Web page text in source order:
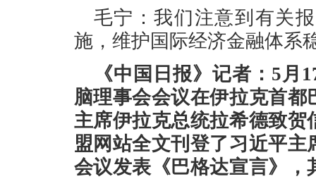
毛宁：我们注意到有关
施，维护国际经济金融体系
《中国日报》记者：5月
脑理事会会议在伊拉克首
主席伊拉克总统拉希德致
盟网站全文刊登了习近平
会议发表《巴格达宣言》